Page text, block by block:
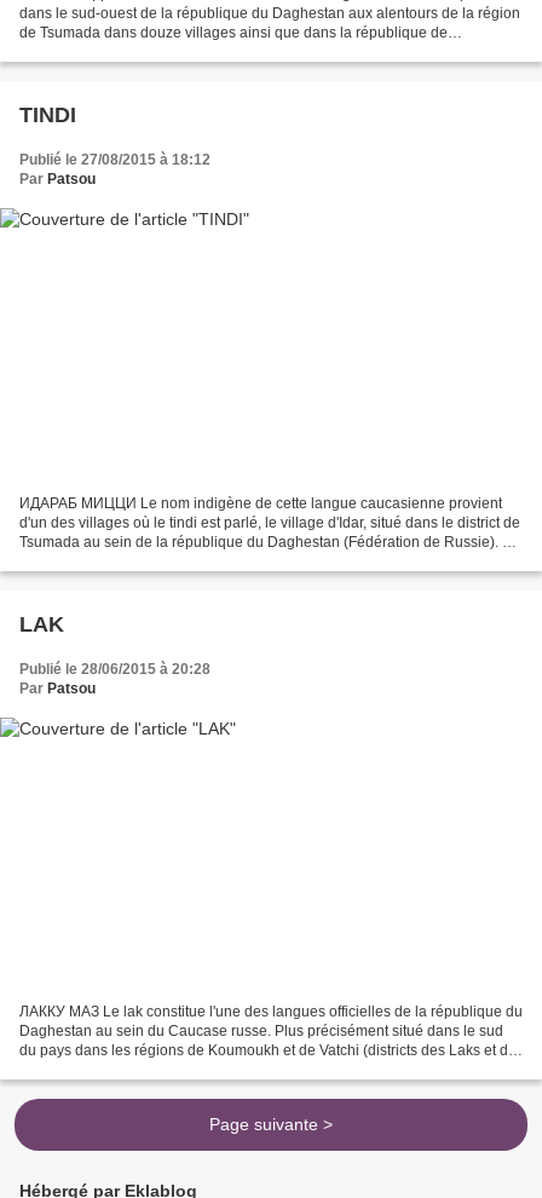
dans le sud-ouest de la république du Daghestan aux alentours de la région
de Tsumada dans douze villages ainsi que dans la république de
TINDI
Publié le 27/08/2015 à 18:12
Par Patsou
ИДАРАБ МИЦЦИ Le nom indigène de cette langue caucasienne provient
d'un des villages où le tindi est parlé, le village d'Idar, situé dans le district de
Tsumada au sein de la république du Daghestan (Fédération de Russie). La
LAK
Publié le 28/06/2015 à 20:28
Par Patsou
ЛАККУ МАЗ Le lak constitue l'une des langues officielles de la république du
Daghestan au sein du Caucase russe. Plus précisément situé dans le sud
du pays dans les régions de Koumoukh et de Vatchi (districts des Laks et de
Page suivante >
Hébergé par Eklablog